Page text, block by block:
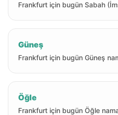
Frankfurt için bugün Sabah
Güneş
Frankfurt için bugün Güneş
Öğle
Frankfurt için bugün Öğle